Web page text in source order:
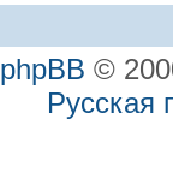
phpBB ©
Русская